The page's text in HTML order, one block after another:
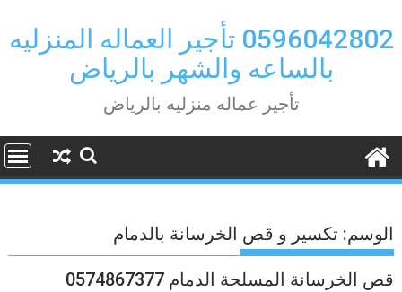
to
content
0596042802 تأجير العماله المنزليه
بالساعه والشهر بالرياض
تأجير عماله منزليه بالرياض
الوسم: تكسير و قص الخرسانة بالدمام
قص الخرسانة المسلحة الدمام 0574867377